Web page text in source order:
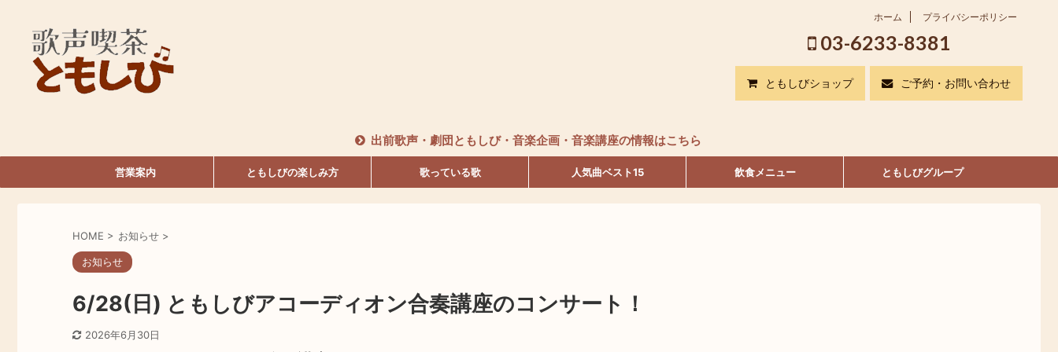
ホーム プライバシーポリシー
03-6233-8381
ともしびショップ ご予約・お問い合わせ
出前歌声・劇団ともしび・音楽企画・音楽講座の情報はこちら
営業案内 ともしびの楽しみ方 歌っている歌 人気曲ベスト15 飲食メニュー ともしびグループ
HOME > お知らせ >
お知らせ
6/28(日) ともしびアコーディオン合奏講座のコンサート！
2026年6月30日